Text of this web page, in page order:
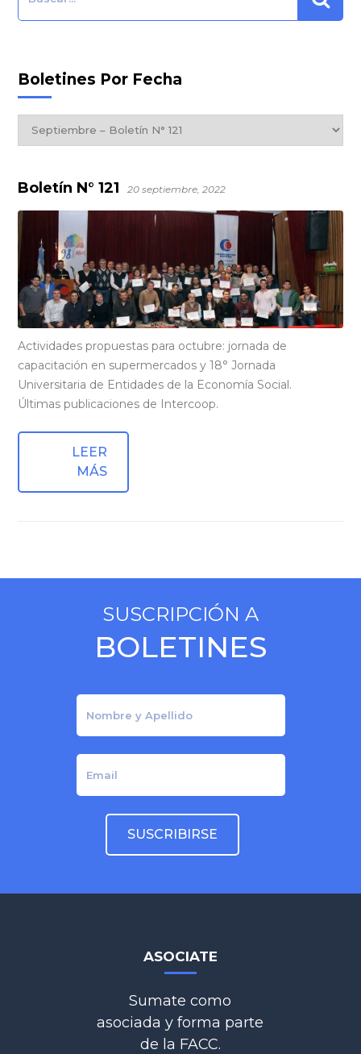
Boletín N° 121 20 septiembre, 2022
Actividades propuestas para octubre: jornada de
capacitación en supermercados y 18° Jornada
Universitaria de Entidades de la Economía Social.
Últimas publicaciones de Intercoop.
LEER
MÁS
Boletines Por Fecha
Boletines
por
SUSCRIPCIÓN A
BOLETINES
ASOCIATE
Sumate como
asociada y forma parte
de la FACC.